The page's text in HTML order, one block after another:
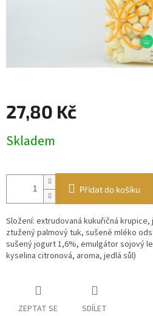
27,80 Kč
cena:
Skladem
Přidat do košíku
Složení: extrudovaná kukuřičná
ztužený palmový tuk, sušené mléko
sušený jogurt 1,6%, emulgátor sojový
kyselina citronová, aroma, jedlá sůl)
ZEPTAT SE SDÍLET